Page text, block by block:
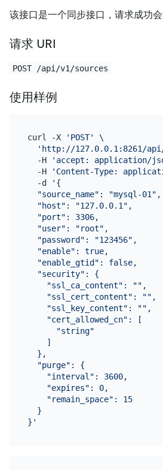
该接口是一个同步接口，请求成功会
请求 URI
POST /api/v1/sources
使用样例
curl -X 'POST'
\
'http://127.0.0.1:8261/api/
  -H
'accept: application/
  -H
'Content-Type:
  -d
'{
  "source_name": "mysql-01",
  "host": "127.0.0.1",
  "port": 3306,
  "user": "root",
  "password": "123456",
  "enable": true,
  "enable_gtid": false,
  "security": {
    "ssl_ca_content": "",
    "ssl_cert_content": "",
    "ssl_key_content": "",
    "cert_allowed_cn": [
      "string"
    ]
  },
  "purge": {
    "interval": 3600,
    "expires": 0,
    "remain_space": 15
  }
}'